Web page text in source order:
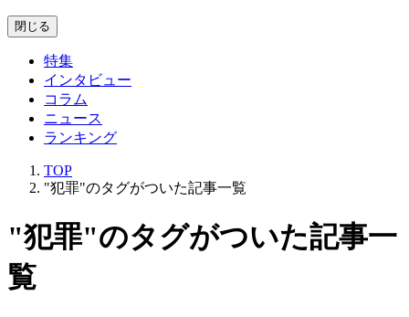
閉じる
特集
インタビュー
コラム
ニュース
ランキング
TOP
"犯罪"のタグがついた記事一覧
"犯罪"のタグがついた記事一
覧